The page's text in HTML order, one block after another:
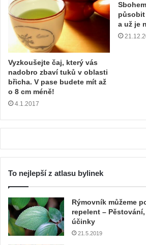
Vyzkoušejte čaj, který vás
nadobro zbaví tuků v oblasti
břicha. V pase budete mít až
o 8 cm méně!
4.1.2017
a už je
To nejlepší z atlasu bylinek
Rýmovník můžeme
repelent –
účinky
21.5.2019